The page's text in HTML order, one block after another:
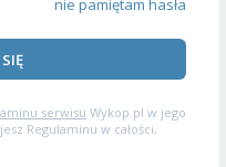
nie pamiętam hasła
serwisu Wykop.pl w jego
Regulaminu w całości,